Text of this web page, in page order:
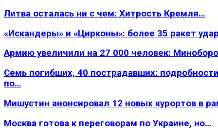
Литва осталась ни с чем: Хитрость Кремля…
«Искандеры» и «Цирконы»: более 35 ракет
Армию увеличили на 27 000 человек:
Семь погибших, 40 пострадавших:
по…
Мишустин анонсировал 12 новых курортов в
Москва готова к переговорам по Украине, но…